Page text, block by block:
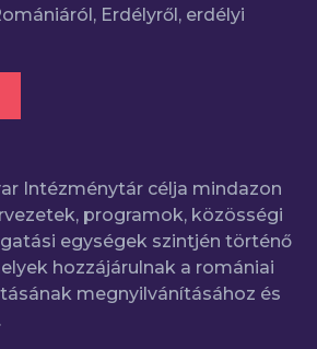
Erdélyről, erdélyi
Intézménytár célja mindazon
programok, közösségi
egységek szintjén történő
hozzájárulnak a romániai
megnyilvánításához és